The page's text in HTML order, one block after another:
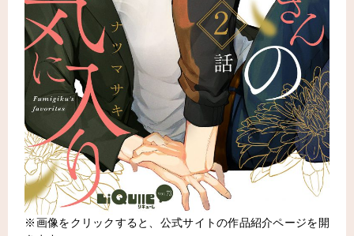
※画像をクリックすると、公式サイトの作品紹介ページを開